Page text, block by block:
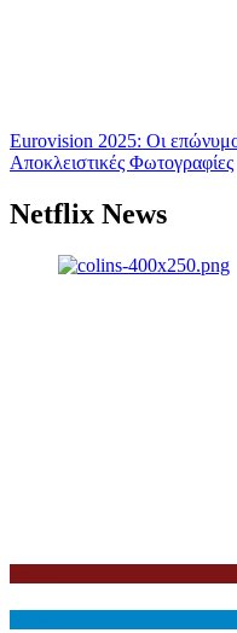
Eurovision 2025: Οι
Αποκλειστικές Φωτογραφίες
Netflix News